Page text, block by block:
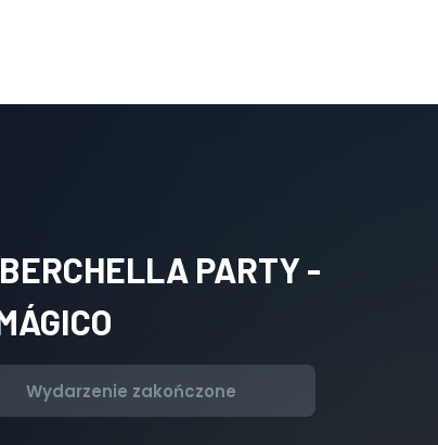
PARTY -
Wydarzenie zakończone